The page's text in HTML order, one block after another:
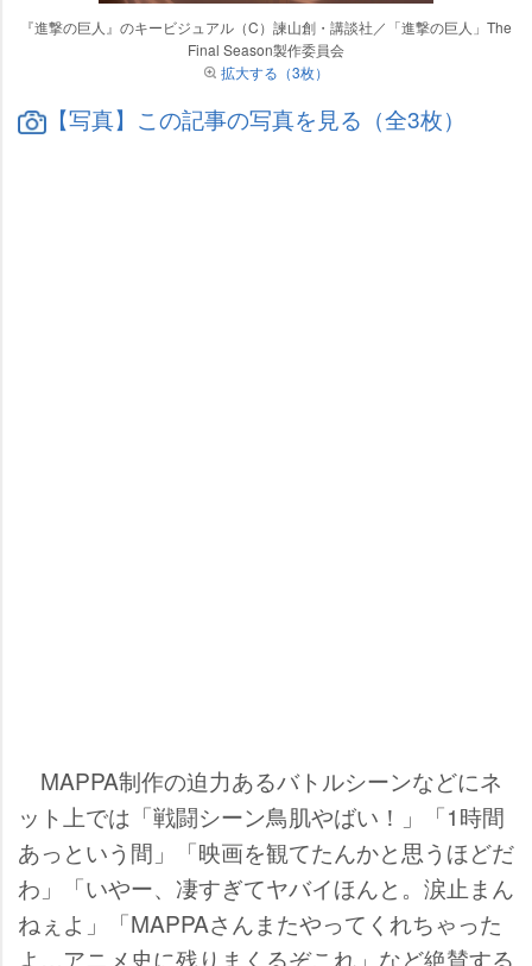
『進撃の巨人』のキービジュアル（C）諫山創・講談社／「進撃の巨人」The
Final Season製作委員会
拡大する（3枚）
【写真】この記事の写真を見る（全3枚）
MAPPA制作の迫力あるバトルシーンなどにネ
ット上では「戦闘シーン鳥肌やばい！」「1時間
あっという間」「映画を観てたんかと思うほどだ
わ」「いやー、凄すぎてヤバイほんと。涙止まん
ねぇよ」「MAPPAさんまたやってくれちゃった
よ…アニメ史に残りまくるぞこれ」など絶賛する